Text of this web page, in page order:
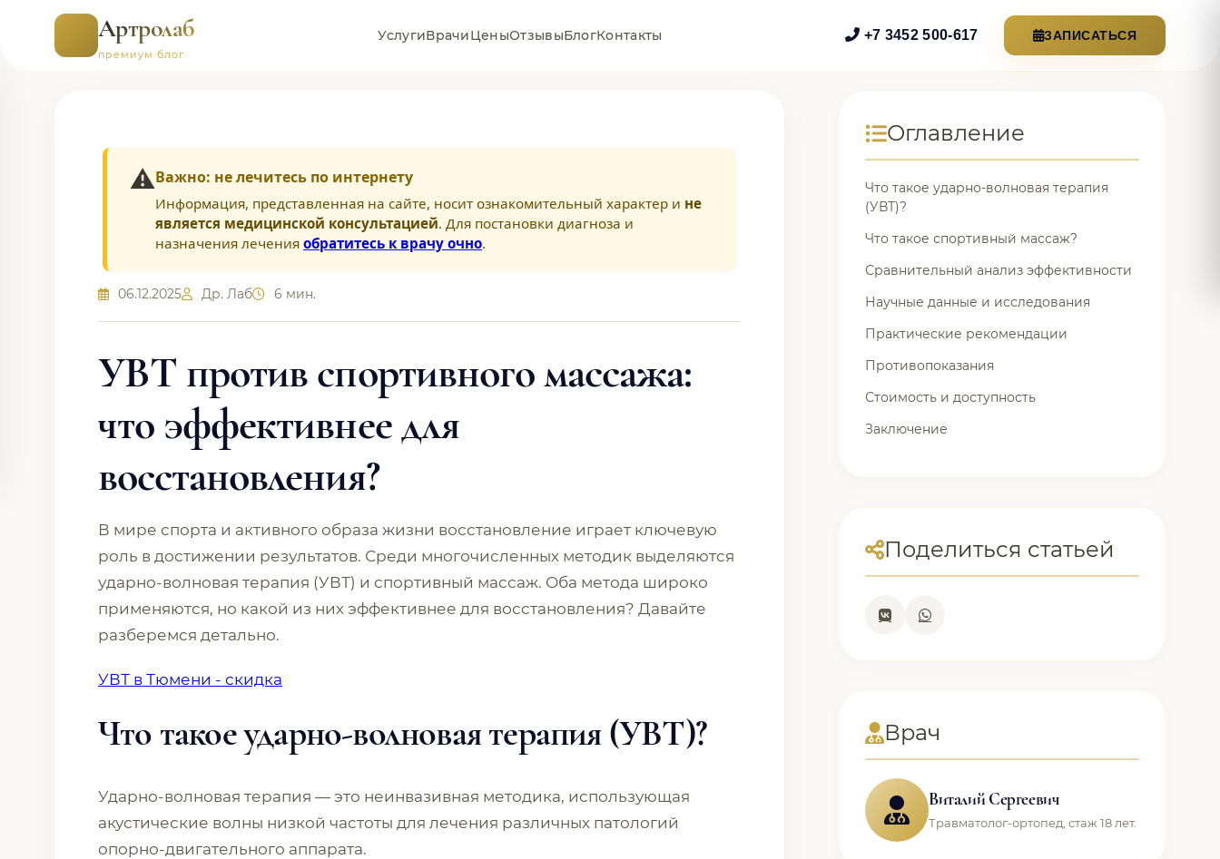
Артролаб
премиум блог
УслугиВрачиЦеныОтзывыБлогКонтакты +7 3452 500-617 ЗАПИСАТЬСЯ
⚠️Важно: не лечитесь по интернету
Информация, представленная на сайте, носит ознакомительный характер и не
является медицинской консультацией. Для постановки диагноза и
назначения лечения обратитесь к врачу очно.
06.12.2025 Др. Лаб 6 мин.
УВТ против спортивного массажа:
что эффективнее для
восстановления?
В мире спорта и активного образа жизни восстановление играет ключевую
роль в достижении результатов. Среди многочисленных методик выделяются
ударно-волновая терапия (УВТ) и спортивный массаж. Оба метода широко
применяются, но какой из них эффективнее для восстановления? Давайте
разберемся детально.
УВТ в Тюмени - скидка
Что такое ударно-волновая терапия (УВТ)?
Ударно-волновая терапия — это неинвазивная методика, использующая
акустические волны низкой частоты для лечения различных патологий
опорно-двигательного аппарата.
Оглавление
Что такое ударно-волновая терапия
(УВТ)?
Что такое спортивный массаж?
Сравнительный анализ эффективности
Научные данные и исследования
Практические рекомендации
Противопоказания
Стоимость и доступность
Заключение
Поделиться статьей
Врач
Виталий Сергеевич
Травматолог-ортопед, стаж 18 лет.